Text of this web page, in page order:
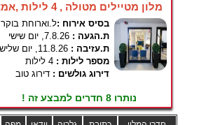
מלון מטיילים מטולה , 4 לילות ,אמצ"ש
בסיס אירוח :ל.וארוחת בוקר
ת.הגעה : 7.8.26, יום שישי
ת.עזיבה : 11.8.26, יום שלישי
מספר לילות : 4 לילות
דירוג גולשים : דירוג טוב
נותרו 8 חדרים למבצע זה !